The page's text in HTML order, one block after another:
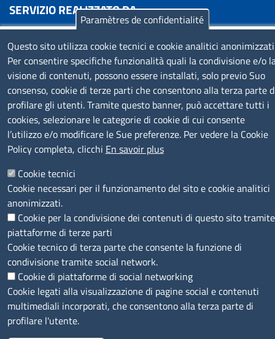
SERVIZIO REALIZZATO DA
SEGUICI SU
MENÙ PRIVACY
Note legali Privacy e cookie policy Accesso riservato
© 2023 SNI Servizio Nuove Imprese
Paramètres de confidentialité
Questo sito utilizza cookie tecnici e cookie analitici
Per consentire specifiche funzionalità quali la condivisione e/o
visione di contenuti, possono essere installati, solo previo Suo
consenso, cookie di terze parti che consentono alla terza parte
profilare gli utenti. Tramite questo banner, può accettare tutti i
cookies, selezionare le categorie di cookie di cui consente
l’utilizzo e/o modificare le Sue preferenze. Per vedere la Cookie
Policy completa, clicchi En savoir plus
Cookie tecnici
Cookie necessari per il funzionamento del sito e cookie analitici
anonimizzati.
Cookie per la condivisione dei contenuti di questo sito tramite
piattaforme di terze parti
Cookie tecnico di terza parte che consente la funzione di
condivisione tramite social network.
Cookie di piattaforme di social networking
Cookie legati alla visualizzazione di pagine social e contenuti
multimediali incorporati, che consentono alla terza parte di
profilare l'utente.